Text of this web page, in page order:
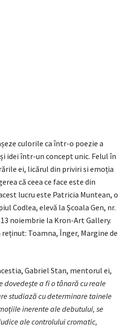
culorile ca într-o poezie a
idei într-un concept unic. Felul în
ei, licărul din priviri si emoția
că ceea ce face este din
lucru este Patricia Muntean, o
Codlea, elevă la Școala Gen, nr.
noiembrie la Kron-Art Gallery.
Toamna, Înger, Margine de
Gabriel Stan, mentorul ei,
dovedește a fi o tânară cu reale
studiază cu determinare tainele
inerente ale debutului, se
ale controlului cromatic,